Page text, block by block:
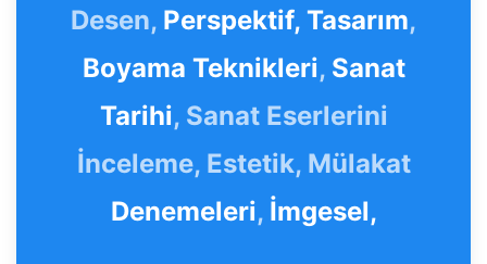
Desen, Perspektif, Tasarım,
Boyama Teknikleri, Sanat
Tarihi, Sanat Eserlerini
İnceleme, Estetik, Mülakat
Denemeleri, İmgesel,